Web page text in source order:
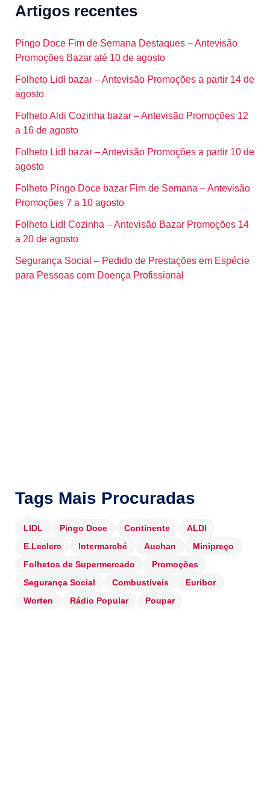
Artigos recentes
Pingo Doce Fim de Semana Destaques – Antevisão
Promoções Bazar até 10 de agosto
Folheto Lidl bazar – Antevisão Promoções a partir 14 de
agosto
Folheto Aldi Cozinha bazar – Antevisão Promoções 12
a 16 de agosto
Folheto Lidl bazar – Antevisão Promoções a partir 10 de
agosto
Folheto Pingo Doce bazar Fim de Semana – Antevisão
Promoções 7 a 10 agosto
Folheto Lidl Cozinha – Antevisão Bazar Promoções 14
a 20 de agosto
Segurança Social – Pedido de Prestações em Espécie
para Pessoas com Doença Profissional
Tags Mais Procuradas
LIDL Pingo Doce Continente
ALDI
E.Leclerc
Intermarché Auchan
Minipreço
Folhetos de Supermercado
Promoções
Segurança Social
Combustíveis
Euribor
Worten
Rádio Popular Poupar